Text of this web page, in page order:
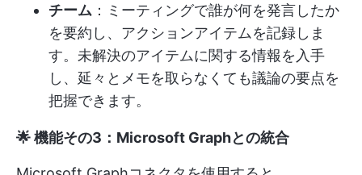
チーム ：ミーティングで誰が何を発言したか
を要約し、アクションアイテムを記録しま
す。未解決のアイテムに関する情報を入手
し、延々とメモを取らなくても議論の要点を
把握できます。
🌟 機能その3：Microsoft Graphとの統合